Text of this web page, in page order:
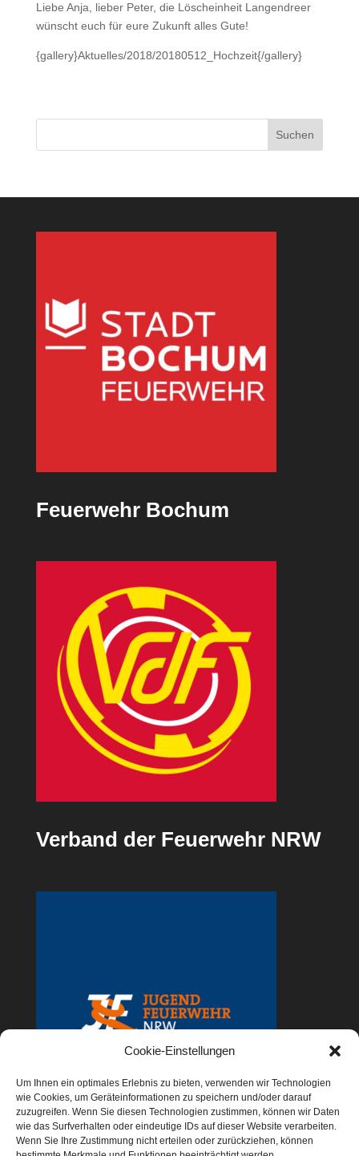
Cookie-Einstellungen
Um Ihnen ein optimales Erlebnis zu bieten, verwenden wir Technologien
wie Cookies, um Geräteinformationen zu speichern und/oder darauf
zuzugreifen. Wenn Sie diesen Technologien zustimmen, können wir Daten
wie das Surfverhalten oder eindeutige IDs auf dieser Website verarbeiten.
Wenn Sie Ihre Zustimmung nicht erteilen oder zurückziehen, können
Liebe Anja, lieber Peter, die Löscheinheit Langendreer
wünscht euch für eure Zukunft alles Gute!
{gallery}Aktuelles/2018/20180512_Hochzeit{/gallery}
Suchen
Feuerwehr Bochum
Verband der Feuerwehr NRW